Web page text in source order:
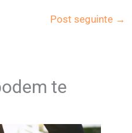
Post seguinte →
te